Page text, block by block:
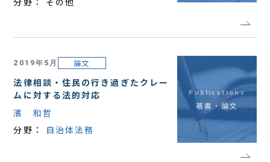
2019年5月 論文
法律相談・住民の行き過ぎたクレー
ムに対する法的対応
濱 和哲
分野：
自治体法務
Publications
著書・論文